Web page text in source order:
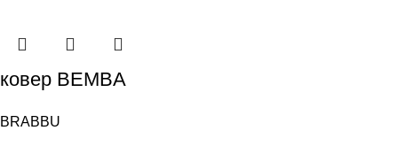
ковер BEMBA
BRABBU